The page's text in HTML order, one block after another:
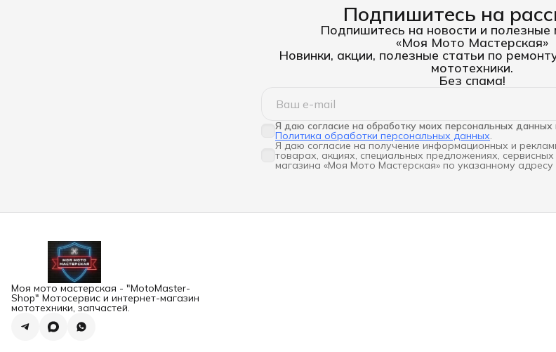
Подпишитесь на
Подпишитесь на новости и
«Моя Мото Мастерская»
Новинки, акции, полезные статьи по
мототехники.
Без спама!
Я даю согласие на обработку моих персональных данных
Политика обработки персональных данных.
Я даю согласие на получение информационных и
товарах, акциях, специальных предложениях, сервисных
магазина «Моя Мото Мастерская» по указанному адресу
Моя мото мастерская - "MotoMaster-
Shop" Мотосервис и интернет-магазин
мототехники, запчастей.